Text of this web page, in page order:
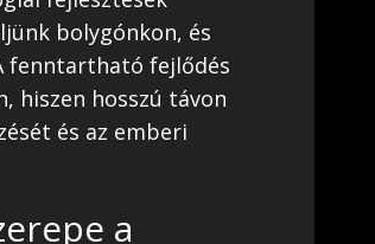
bolygónkon, és
fenntartható fejlődés
hiszen hosszú távon
és az emberi
a